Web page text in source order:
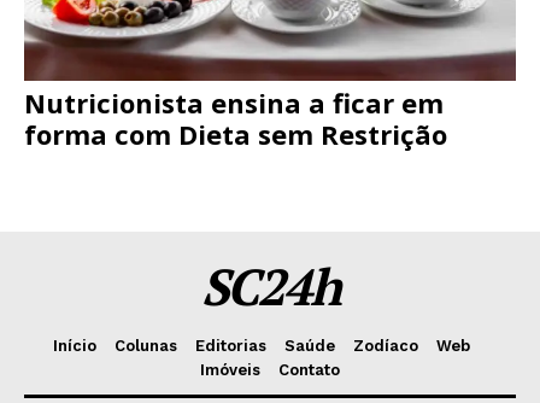
Nutricionista ensina a ficar em
forma com Dieta sem Restrição
SC24h
Início Colunas Editorias Saúde Zodíaco
Web
Imóveis
Contato